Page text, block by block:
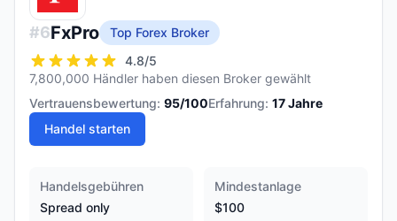
#6FxPro
Top Forex Broker
4.8/5
7,800,000 Händler haben diesen Broker gewählt
Vertrauensbewertung: 95/100Erfahrung: 17Jahre
Handel starten
Handelsgebühren
Spread only
Mindestanlage
$100